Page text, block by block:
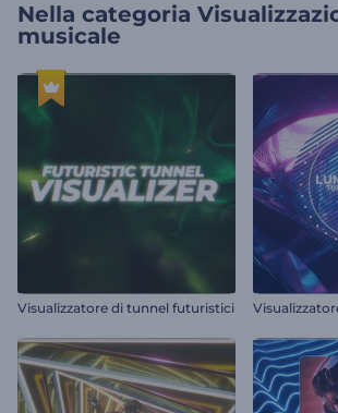
Nella categoria
musicale
Visualizzatore di tunnel futuristici